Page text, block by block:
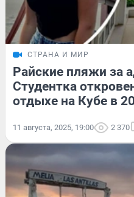
СТРАНА И МИР
Райские пляжи за
Студентка
отдыхе на Кубе в
11 августа, 2025, 19:00 2 370